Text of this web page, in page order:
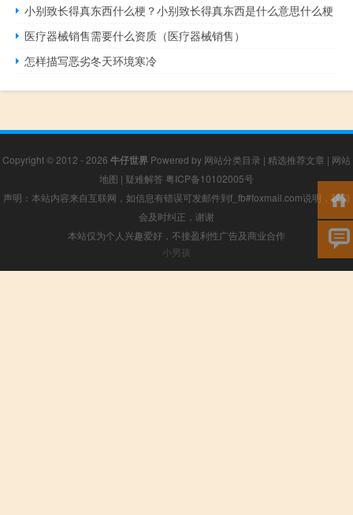
小别致长得真东西什么梗？小别致长得真东西是什么意思什么梗
医疗器械销售需要什么资质（医疗器械销售）
怎样描写恶劣冬天环境寒冷
Copyright © 2012 - 2026 牛仔世界 Powered by 网站分类目录 | 精选推荐文章 | 网站
地图 | 疑难解答 粤ICP备10102005号
声明：本站内容来自互联网，如信息有错误可发邮件到f_fb#foxmail.com说明，我们
会及时纠正，谢谢
本站仅为个人兴趣爱好，不接盈利性广告及商业合作
小男孩